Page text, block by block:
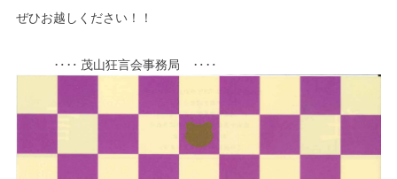
ぜひお越しください！！
‥‥ 茂山狂言会事務局 ‥‥